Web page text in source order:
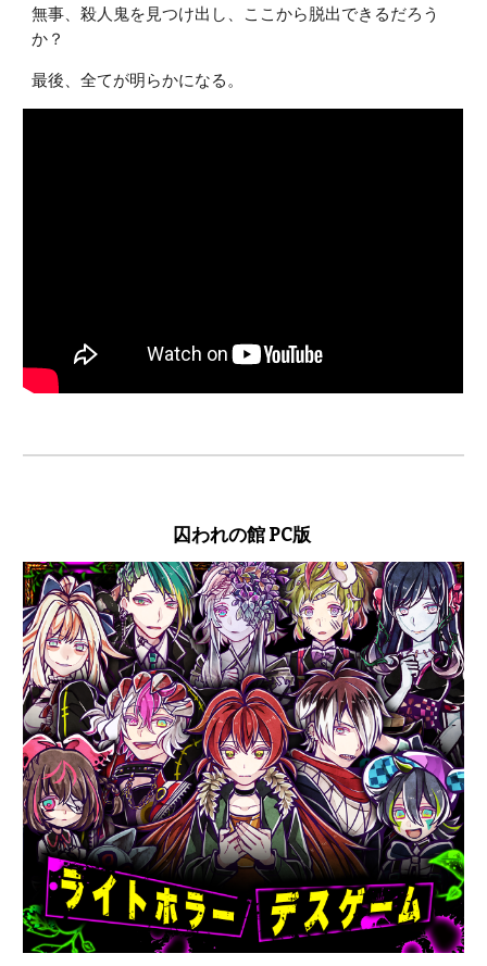
無事、殺人鬼を見つけ出し、ここから脱出できるだろう
か？
最後、全てが明らかになる。
囚われの館 PC版